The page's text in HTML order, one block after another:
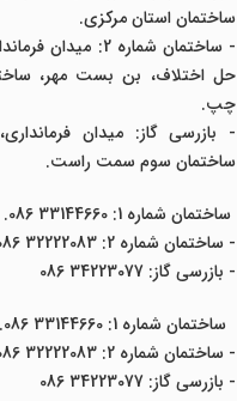
ساختمان استان مرکزی.
- ساختمان شماره 2:
حل اختلاف، بن بست مهر،
چپ.
- بازرسی گاز: میدان
ساختمان سوم سمت راست.
ساختمان شماره 1: 33144660 086.
- ساختمان شماره 2: 32222083 086
- بازرسی گاز: 34223077 086
ساختمان شماره 1: 33144660 086.
- ساختمان شماره 2: 32222083 086
- بازرسی گاز: 34223077 086